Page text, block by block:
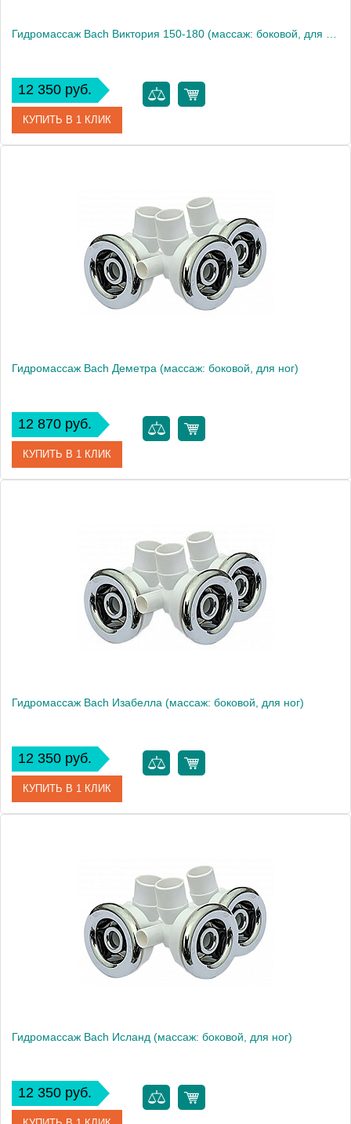
12 350 руб.
КУПИТЬ В 1 КЛИК
Гидромассаж Bach Деметра (массаж: боковой, для ног)
12 870 руб.
КУПИТЬ В 1 КЛИК
Гидромассаж Bach Изабелла (массаж: боковой, для ног)
12 350 руб.
КУПИТЬ В 1 КЛИК
Гидромассаж Bach Исланд (массаж: боковой, для ног)
12 350 руб.